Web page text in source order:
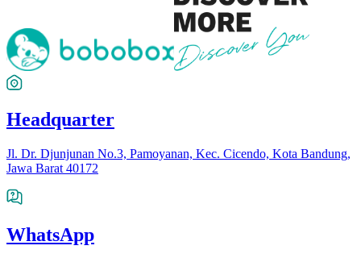
Headquarter
Jl. Dr. Djunjunan No.3, Pamoyanan, Kec. Cicendo, Kota Bandung,
Jawa Barat 40172
WhatsApp